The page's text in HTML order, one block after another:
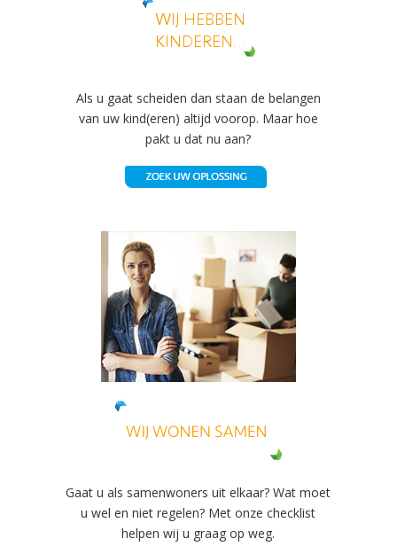
Als u gaat scheiden dan staan de belangen
van uw kind(eren) altijd voorop. Maar hoe
pakt u dat nu aan?
Gaat u als samenwoners uit elkaar? Wat moet
u wel en niet regelen? Met onze checklist
helpen wij u graag op weg.